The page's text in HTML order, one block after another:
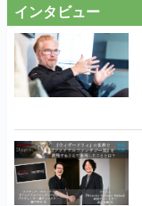
インタビュー